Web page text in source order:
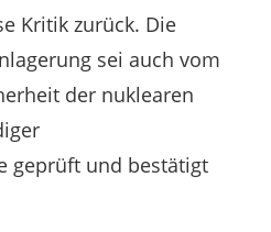
Kritik zurück. Die
sei auch vom
der nuklearen
geprüft und bestätigt